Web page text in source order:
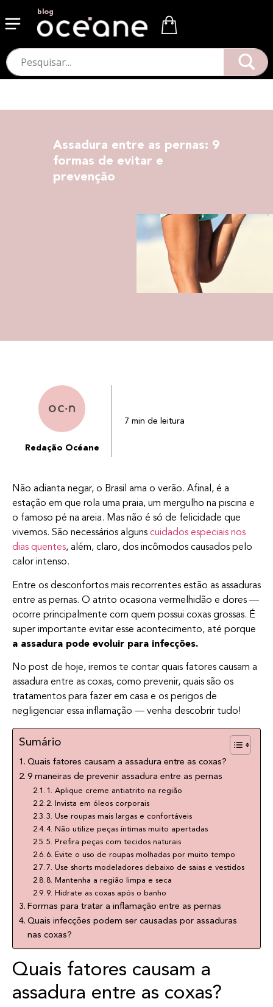
blog
Assadura entre as pernas: 9
formas de evitar e
prevenção
Redação Océane
7 min de leitura
Não adianta negar, o Brasil ama o verão. Afinal, é a
estação em que rola uma praia, um mergulho na piscina e
o famoso pé na areia. Mas não é só de felicidade que
vivemos. São necessários alguns cuidados especiais nos
dias quentes, além, claro, dos incômodos causados pelo
calor intenso.
Entre os desconfortos mais recorrentes estão as assaduras
entre as pernas. O atrito ocasiona vermelhidão e dores —
ocorre principalmente com quem possui coxas grossas. É
super importante evitar esse acontecimento, até porque
a assadura pode evoluir para infecções.
No post de hoje, iremos te contar quais fatores causam a
assadura entre as coxas, como prevenir, quais são os
tratamentos para fazer em casa e os perigos de
negligenciar essa inflamação — venha descobrir tudo!
Sumário
Quais fatores causam a assadura entre as coxas?
9 maneiras de prevenir assadura entre as pernas
1. Aplique creme antiatrito na região
2. Invista em óleos corporais
3. Use roupas mais largas e confortáveis
4. Não utilize peças íntimas muito apertadas
5. Prefira peças com tecidos naturais
6. Evite o uso de roupas molhadas por muito tempo
7. Use shorts modeladores debaixo de saias e vestidos
8. Mantenha a região limpa e seca
9. Hidrate as coxas após o banho
Formas para tratar a inflamação entre as pernas
Quais infecções podem ser causadas por assaduras
nas coxas?
Quais fatores causam a
assadura entre as coxas?